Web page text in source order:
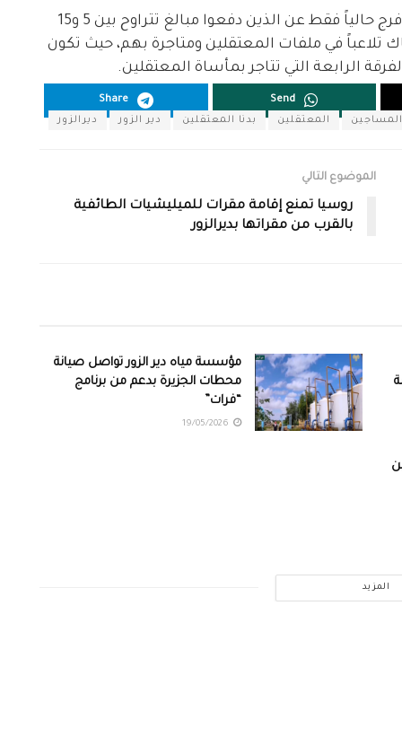
وأكدت مصادر مطلعة للشبكة أن نظام الأسد، أفرج حالياً فقط عن الذين دفعوا مبالغ تتراوح بين 5 و15
تلاعباً في ملفات المعتقلين ومتاجرة بهم، حيث تكون
الرابعة التي تتاجر بمأساة المعتقلين.
المساجين المعتقلين بدنا المعتقلين دير الزور ديرالزور
Send
Share
الموضوع التالي
روسيا تمنع إقامة مقرات للميليشيات الطائفية
بالقرب من مقراتها بديرالزور
مؤسسة مياه دير الزور تواصل صيانة
محطات الجزيرة بدعم من برنامج
“فرات”
المزيد